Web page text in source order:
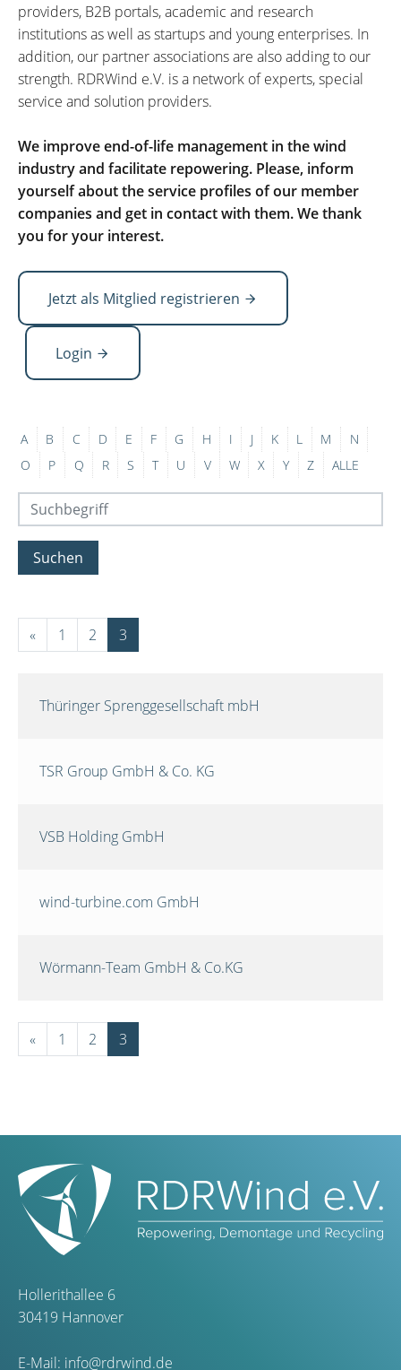
providers, B2B portals, academic and research
institutions as well as startups and young enterprises. In
addition, our partner associations are also adding to our
strength. RDRWind e.V. is a network of experts, special
service and solution providers.
We improve end-of-life management in the wind
industry and facilitate repowering. Please, inform
yourself about the service profiles of our member
companies and get in contact with them. We thank
you for your interest.
Jetzt als Mitglied registrieren
Login
A B C D E F G H I J K L M
N
O
P Q R S T U V W X Y Z ALLE
Suchen
« 1 2 3
Thüringer Sprenggesellschaft mbH
TSR Group GmbH & Co. KG
VSB Holding GmbH
wind-turbine.com GmbH
Wörmann-Team GmbH & Co.KG
« 1 2 3
Hollerithallee 6
30419 Hannover
E-Mail: info@rdrwind.de